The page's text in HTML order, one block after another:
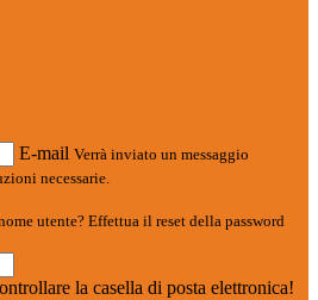
E-mail Verrà inviato un messaggio
necessarie.
utente? Effettua il reset della password
la casella di posta elettronica!